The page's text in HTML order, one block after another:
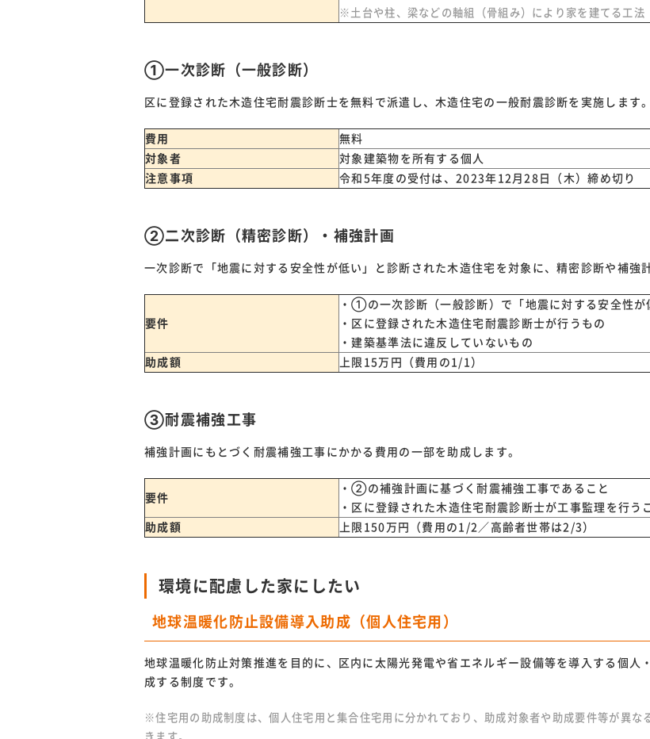
※土台や柱、梁などの軸組（骨組み）により家を建てる工法
①一次診断（一般診断）
区に登録された木造住宅耐震診断士を無料で派遣し、木造住宅の一般耐震診断を実施します。
費用
無料
対象者
対象建築物を所有する個人
注意事項
令和5年度の受付は、2023年12月28日（木）締め切り
②二次診断（精密診断）・補強計画
一次診断で「地震に対する安全性が低い」と診断された木造住宅を対象に、精密診断や補強
要件
・①の一次診断（一般診断）で「地震に対する安全性が
・区に登録された木造住宅耐震診断士が行うもの
・建築基準法に違反していないもの
助成額
上限15万円（費用の1/1）
③耐震補強工事
補強計画にもとづく耐震補強工事にかかる費用の一部を助成します。
要件
・②の補強計画に基づく耐震補強工事であること
・区に登録された木造住宅耐震診断士が工事監理を行う
助成額
上限150万円（費用の1/2／高齢者世帯は2/3）
環境に配慮した家にしたい
地球温暖化防止設備導入助成（個人住宅用）
地球温暖化防止対策推進を目的に、区内に太陽光発電や省エネルギー設備等を導入する個人
成する制度です。
※住宅用の助成制度は、個人住宅用と集合住宅用に分かれており、助成対象者や助成要件等が異な
きます。